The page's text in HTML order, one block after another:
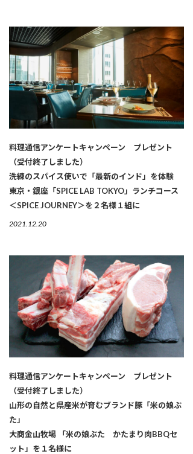
料理通信アンケートキャンペーン プレゼント
（受付終了しました）
洗練のスパイス使いで「最新のインド」を体験
東京・銀座「SPICE LAB TOKYO」ランチコース
＜SPICE JOURNEY＞を２名様１組に
2021.12.20
料理通信アンケートキャンペーン プレゼント
（受付終了しました）
山形の自然と県産米が育むブランド豚「米の娘ぶ
た」
大商金山牧場 「米の娘ぶた かたまり肉BBQセ
ット」を１名様に